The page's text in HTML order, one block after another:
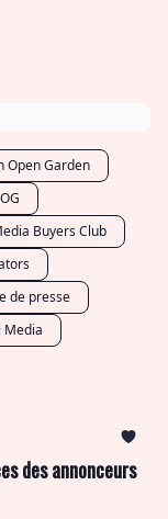
Open Garden
Buyers Club
de presse
Media
des annonceurs